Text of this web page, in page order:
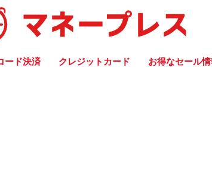
ード決済 クレジットカード お得なセール